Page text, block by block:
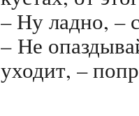
– Ну ладно, –
– Не
уходит, –